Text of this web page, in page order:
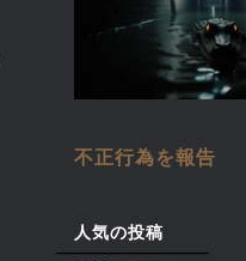
不正行為を報告
人気の投稿